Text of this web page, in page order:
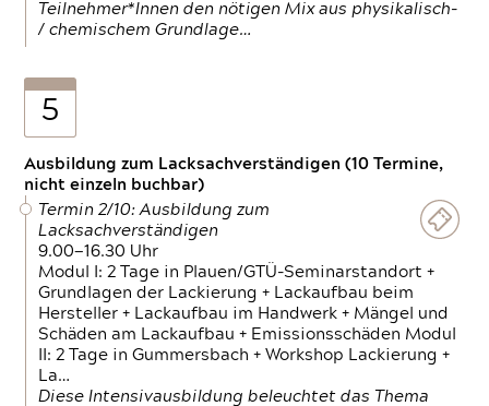
Teilnehmer*Innen den nötigen Mix aus physikalisch-
/ chemischem Grundlage…
5
Ausbildung zum Lacksachverständigen (10 Termine,
nicht einzeln buchbar)
Termin 2/10: Ausbildung zum
Lacksachverständigen
9.00—16.30 Uhr
Modul I: 2 Tage in Plauen/GTÜ-Seminarstandort +
Grundlagen der Lackierung + Lackaufbau beim
Hersteller + Lackaufbau im Handwerk + Mängel und
Schäden am Lackaufbau + Emissionsschäden Modul
II: 2 Tage in Gummersbach + Workshop Lackierung +
La…
Diese Intensivausbildung beleuchtet das Thema